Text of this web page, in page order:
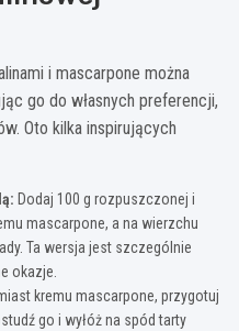
i mascarpone można
go do własnych preferencji,
Oto kilka inspirujących
Dodaj 100 g rozpuszczonej i
mascarpone, a na wierzchu
Ta wersja jest szczególnie
okazje.
kremu mascarpone, przygotuj
go i wyłóż na spód tarty